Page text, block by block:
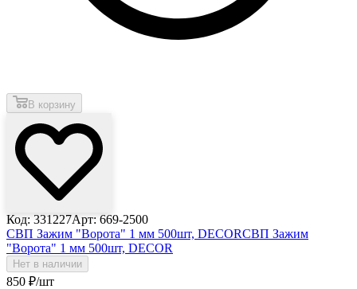
В корзину
Код: 331227Арт: 669-2500
СВП Зажим "Ворота" 1 мм 500шт, DECORСВП Зажим
"Ворота" 1 мм 500шт, DECOR
Нет в наличии
850 ₽/шт